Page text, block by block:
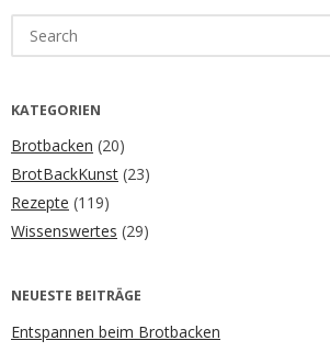
for:
KATEGORIEN
Brotbacken (20)
BrotBackKunst (23)
Rezepte (119)
Wissenswertes (29)
NEUESTE BEITRÄGE
Entspannen beim Brotbacken